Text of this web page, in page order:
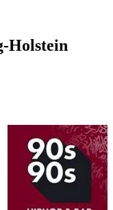
Holstein